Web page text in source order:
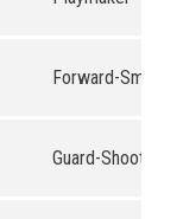
Forward-Small
Guard-Shooting